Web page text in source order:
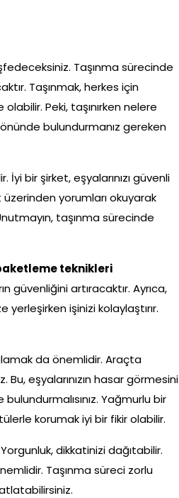
Taşınma sürecinde
Taşınmak, herkes için
Peki, taşınırken nelere
bulundurmanız gereken
bir şirket, eşyalarınızı güvenli
üzerinden yorumları okuyarak
taşınma sürecinde
teknikleri
güvenliğini artıracaktır. Ayrıca,
işinizi kolaylaştırır.
da önemlidir. Araçta
Bu, eşyalarınızın hasar görmesini
Yağmurlu bir
korumak iyi bir fikir olabilir.
dikkatinizi dağıtabilir.
Taşınma süreci zorlu